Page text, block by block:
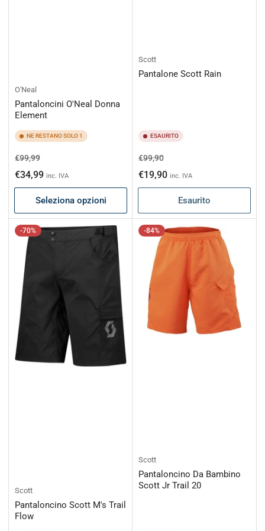
O'Neal
Pantaloncini O'Neal Donna
Element
NE RESTANO SOLO 1
Prezzo
di
listino
€99,99Prezzo
scontato
€34,99 inc. IVA
Seleziona opzioni
Scott
Pantalone Scott Rain
ESAURITO
Prezzo
di
listino
€99,90Prezzo
scontato
€19,90 inc. IVA
Esaurito
-70%
Scott
Pantaloncino Scott M's Trail
Flow
-84%
Scott
Pantaloncino Da Bambino
Scott Jr Trail 20